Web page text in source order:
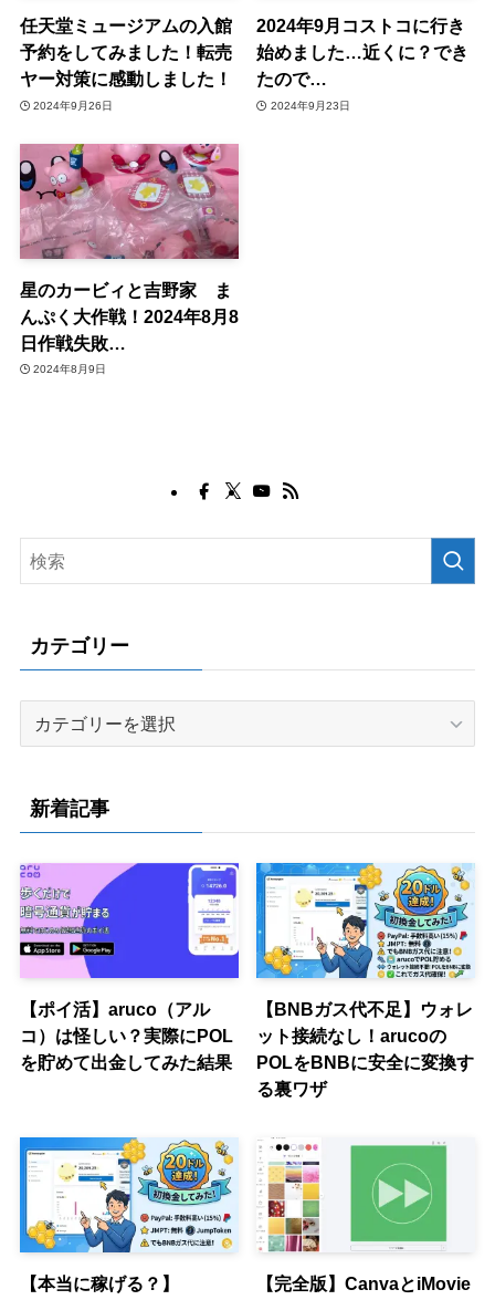
任天堂ミュージアムの入館
予約をしてみました！転売
ヤー対策に感動しました！
2024年9月26日
2024年9月コストコに行き
始めました…近くに？でき
たので…
2024年9月23日
星のカービィと吉野家 ま
んぷく大作戦！2024年8月8
日作戦失敗…
2024年8月9日
カテゴリー
リ
ー
新着記事
【ポイ活】aruco（アル
コ）は怪しい？実際にPOL
を貯めて出金してみた結果
【BNBガス代不足】ウォレ
ット接続なし！arucoの
POLをBNBに安全に変換す
る裏ワザ
【本当に稼げる？】
【完全版】CanvaとiMovie